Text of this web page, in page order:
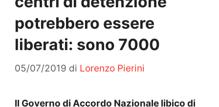
potrebbero essere
liberati: sono 7000
05/07/2019 di Lorenzo Pierini
Il Governo di Accordo Nazionale libico di